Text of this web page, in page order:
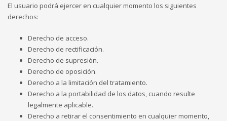
El usuario podrá ejercer en cualquier momento los siguientes
derechos:
Derecho de acceso.
Derecho de rectificación.
Derecho de supresión.
Derecho de oposición.
Derecho a la limitación del tratamiento.
Derecho a la portabilidad de los datos, cuando resulte
legalmente aplicable.
Derecho a retirar el consentimiento en cualquier momento,